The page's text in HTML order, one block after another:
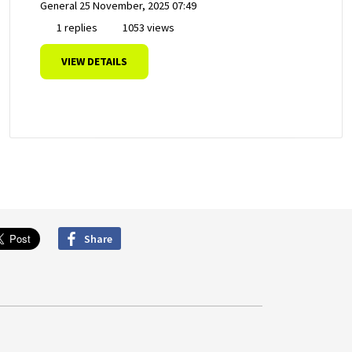
General 25 November, 2025 07:49
1 replies
1053 views
VIEW DETAILS
Share